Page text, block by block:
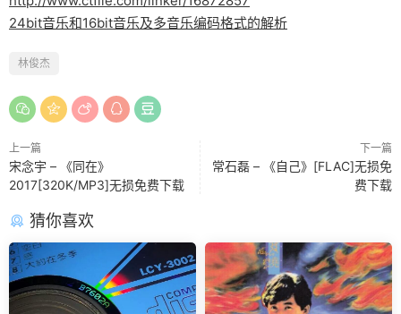
24bit音乐和16bit音乐及多音乐编码格式的解析
林俊杰
上一篇
宋念宇 – 《同在》
2017[320K/MP3]无损免费下载
下一篇
常石磊 – 《自己》[FLAC]无损免
费下载
猜你喜欢